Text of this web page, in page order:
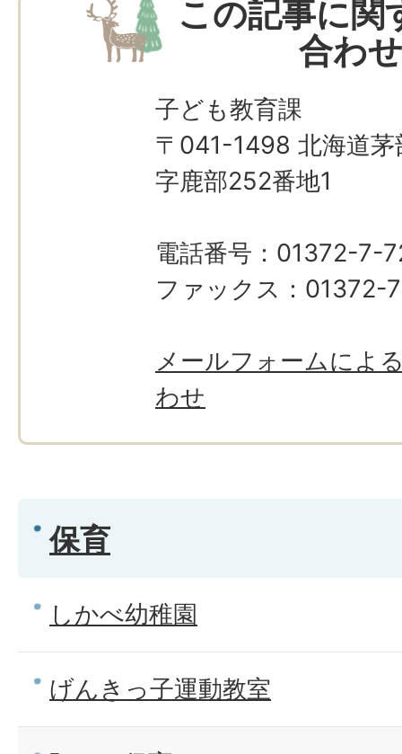
この記事に関
合わ
子ども教育課
〒041-1498 北海道茅
字鹿部252番地1
電話番号：01372-7-
ファックス：01372-
メールフォームによ
わせ
保育
しかべ幼稚園
げんきっ子運動教室